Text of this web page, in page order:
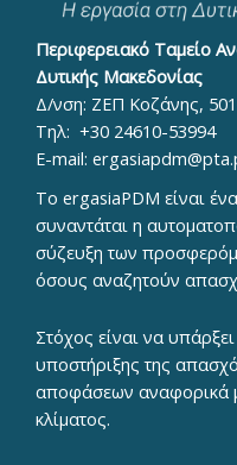
Περιφερειακό Ταμείο
Δυτικής Μακεδονίας
Δ/νση: ΖΕΠ Κοζάνης,
Τηλ: +30 24610-53994
E-mail:
To ergasiaPDM είναι
συναντάται η
σύζευξη των
όσους αναζητούν
Στόχος είναι να
υποστήριξης της
αποφάσεων αναφορικά
κλίματος.